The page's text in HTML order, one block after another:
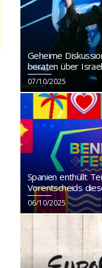
Geheime
beraten über
07/10/2025
Spanien enthüllt
Vorentscheids
06/10/2025